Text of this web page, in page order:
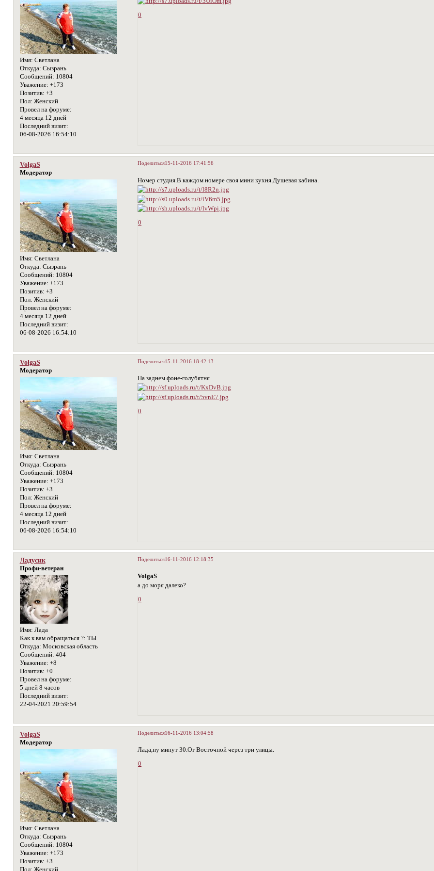
Имя: Светлана
Откуда: Сызрань
Сообщений: 10804
Уважение: +173
Позитив: +3
Пол: Женский
Провел на форуме:
4 месяца 12 дней
Последний визит:
06-08-2026 16:54:10
0
Поделиться15-11-2016 17:41:56
VolgaS
Модератор
Имя: Светлана
Откуда: Сызрань
Сообщений: 10804
Уважение: +173
Позитив: +3
Пол: Женский
Провел на форуме:
4 месяца 12 дней
Последний визит:
06-08-2026 16:54:10
Номер студия.В каждом номере своя мини кухня.Душевая кабина.
0
Поделиться15-11-2016 18:42:13
VolgaS
Модератор
Имя: Светлана
Откуда: Сызрань
Сообщений: 10804
Уважение: +173
Позитив: +3
Пол: Женский
Провел на форуме:
4 месяца 12 дней
Последний визит:
06-08-2026 16:54:10
На заднем фоне-голубятня
0
Поделиться16-11-2016 12:18:35
Ладусик
Профи-ветеран
Имя: Лада
Как к вам обращаться ?: ТЫ
Откуда: Московская область
Сообщений: 404
Уважение: +8
Позитив: +0
Провел на форуме:
5 дней 8 часов
Последний визит:
22-04-2021 20:59:54
VolgaS
а до моря далеко?
0
Поделиться16-11-2016 13:04:58
VolgaS
Модератор
Имя: Светлана
Откуда: Сызрань
Сообщений: 10804
Уважение: +173
Позитив: +3
Пол: Женский
Лада,ну минут 30.От Восточной через три улицы.
0